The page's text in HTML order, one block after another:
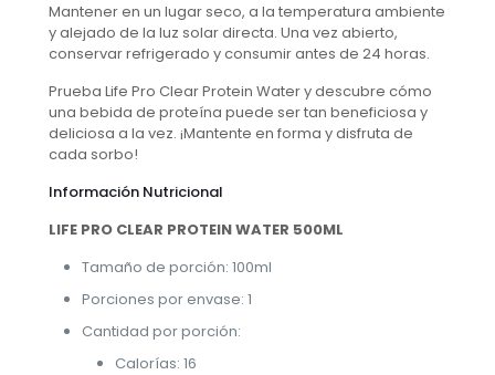
Mantener en un lugar seco, a la temperatura ambiente
y alejado de la luz solar directa. Una vez abierto,
conservar refrigerado y consumir antes de 24 horas.
Prueba Life Pro Clear Protein Water y descubre cómo
una bebida de proteína puede ser tan beneficiosa y
deliciosa a la vez. ¡Mantente en forma y disfruta de
cada sorbo!
Información Nutricional
LIFE PRO CLEAR PROTEIN WATER 500ML
Tamaño de porción: 100ml
Porciones por envase: 1
Cantidad por porción:
Calorías: 16